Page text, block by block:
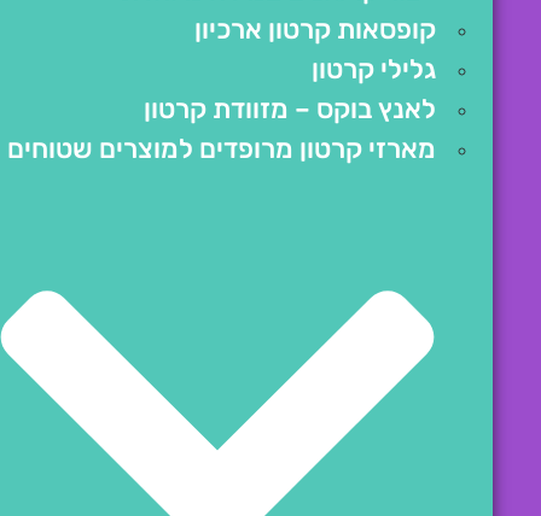
קופסאות קרטון ארכיון
גלילי קרטון
לאנץ בוקס – מזוודת קרטון
מארזי קרטון מרופדים למוצרים שטוחים